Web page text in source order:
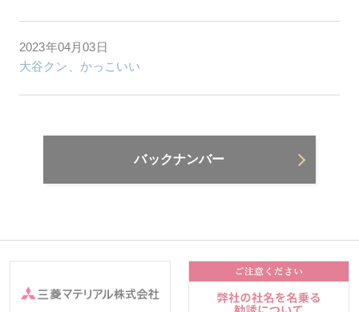
2023年04月03日
大谷クン、かっこいい
バックナンバー